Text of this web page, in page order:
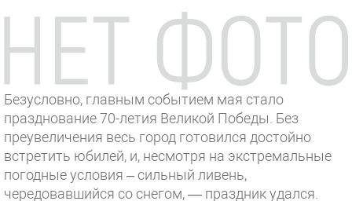
Безусловно, главным событием мая стало
празднование 70-летия Великой Победы. Без
преувеличения весь город готовился достойно
встретить юбилей, и, несмотря на экстремальные
погодные условия – сильный ливень,
чередовавшийся со снегом, — праздник удался.